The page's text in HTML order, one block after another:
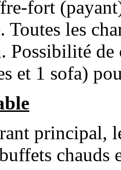
fort
Toutes les
Possibilité de
et 1 sofa)
principal,
chauds